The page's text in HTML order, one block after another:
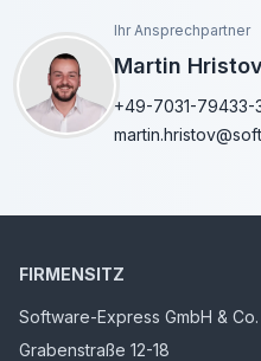
Ihr Ansprechpartner
Martin Hristov
+49-7031-79433-
FIRMENSITZ
Software-Express GmbH & Co.
Grabenstraße 12-18